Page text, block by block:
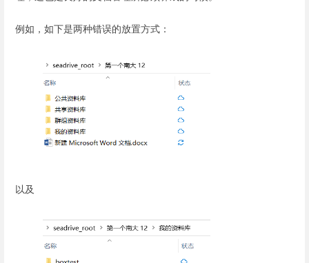
例如，如下是两种错误的放置方式：
以及